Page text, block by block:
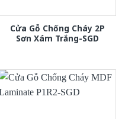
Cửa Gỗ Chống Cháy 2P
Sơn Xám Trắng-SGD